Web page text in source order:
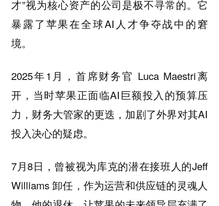
才”视为核心资产的公司是极不寻常的。它
暴露了苹果在全球AI人才争夺战中的窘
境。
2025年1月，首席财务官 Luca Maestri离
开，当时苹果正面临AI巨额投入的预算压
力，财务大管家的更迭，加剧了外界对其AI
投入决心的疑虑。
7月8日，曾被视为库克的潜在接班人的Jeff
Williams 卸任，作为运营和供应链的灵魂人